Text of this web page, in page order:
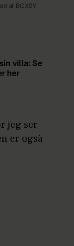
af BCXSY
villa: Se
her
jeg ser
er også